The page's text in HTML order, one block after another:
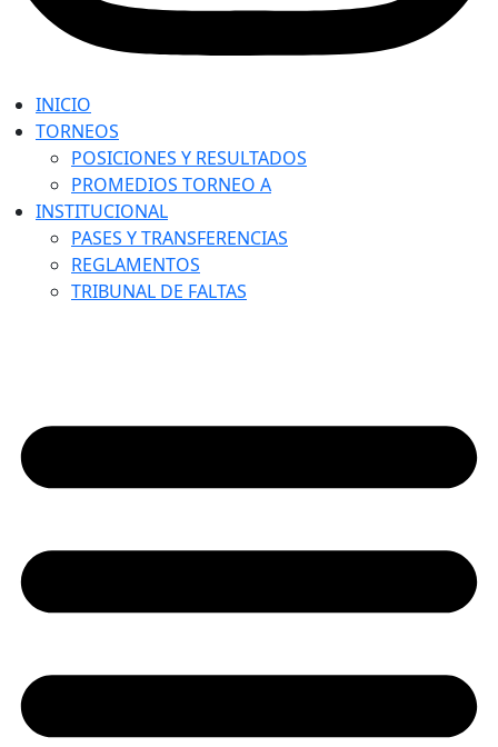
INICIO
TORNEOS
POSICIONES Y RESULTADOS
PROMEDIOS TORNEO A
INSTITUCIONAL
PASES Y TRANSFERENCIAS
REGLAMENTOS
TRIBUNAL DE FALTAS